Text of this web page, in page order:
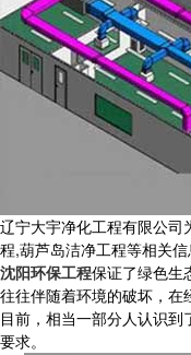
辽宁大宇净化工程有限公司
程,葫芦岛洁净工程等相关
沈阳环保工程保证了绿色生
往往伴随着环境的破坏，在
目前，相当一部分人认识
要求。